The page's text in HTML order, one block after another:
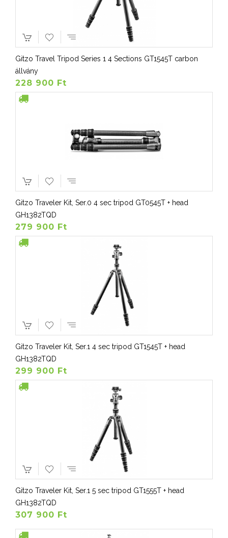
Gitzo Travel Tripod Series 1 4 Sections GT1545T carbon
állvány
228 900 Ft
Gitzo Traveler Kit, Ser.0 4 sec tripod GT0545T + head
GH1382TQD
279 900 Ft
Gitzo Traveler Kit, Ser.1 4 sec tripod GT1545T + head
GH1382TQD
299 900 Ft
Gitzo Traveler Kit, Ser.1 5 sec tripod GT1555T + head
GH1382TQD
307 900 Ft